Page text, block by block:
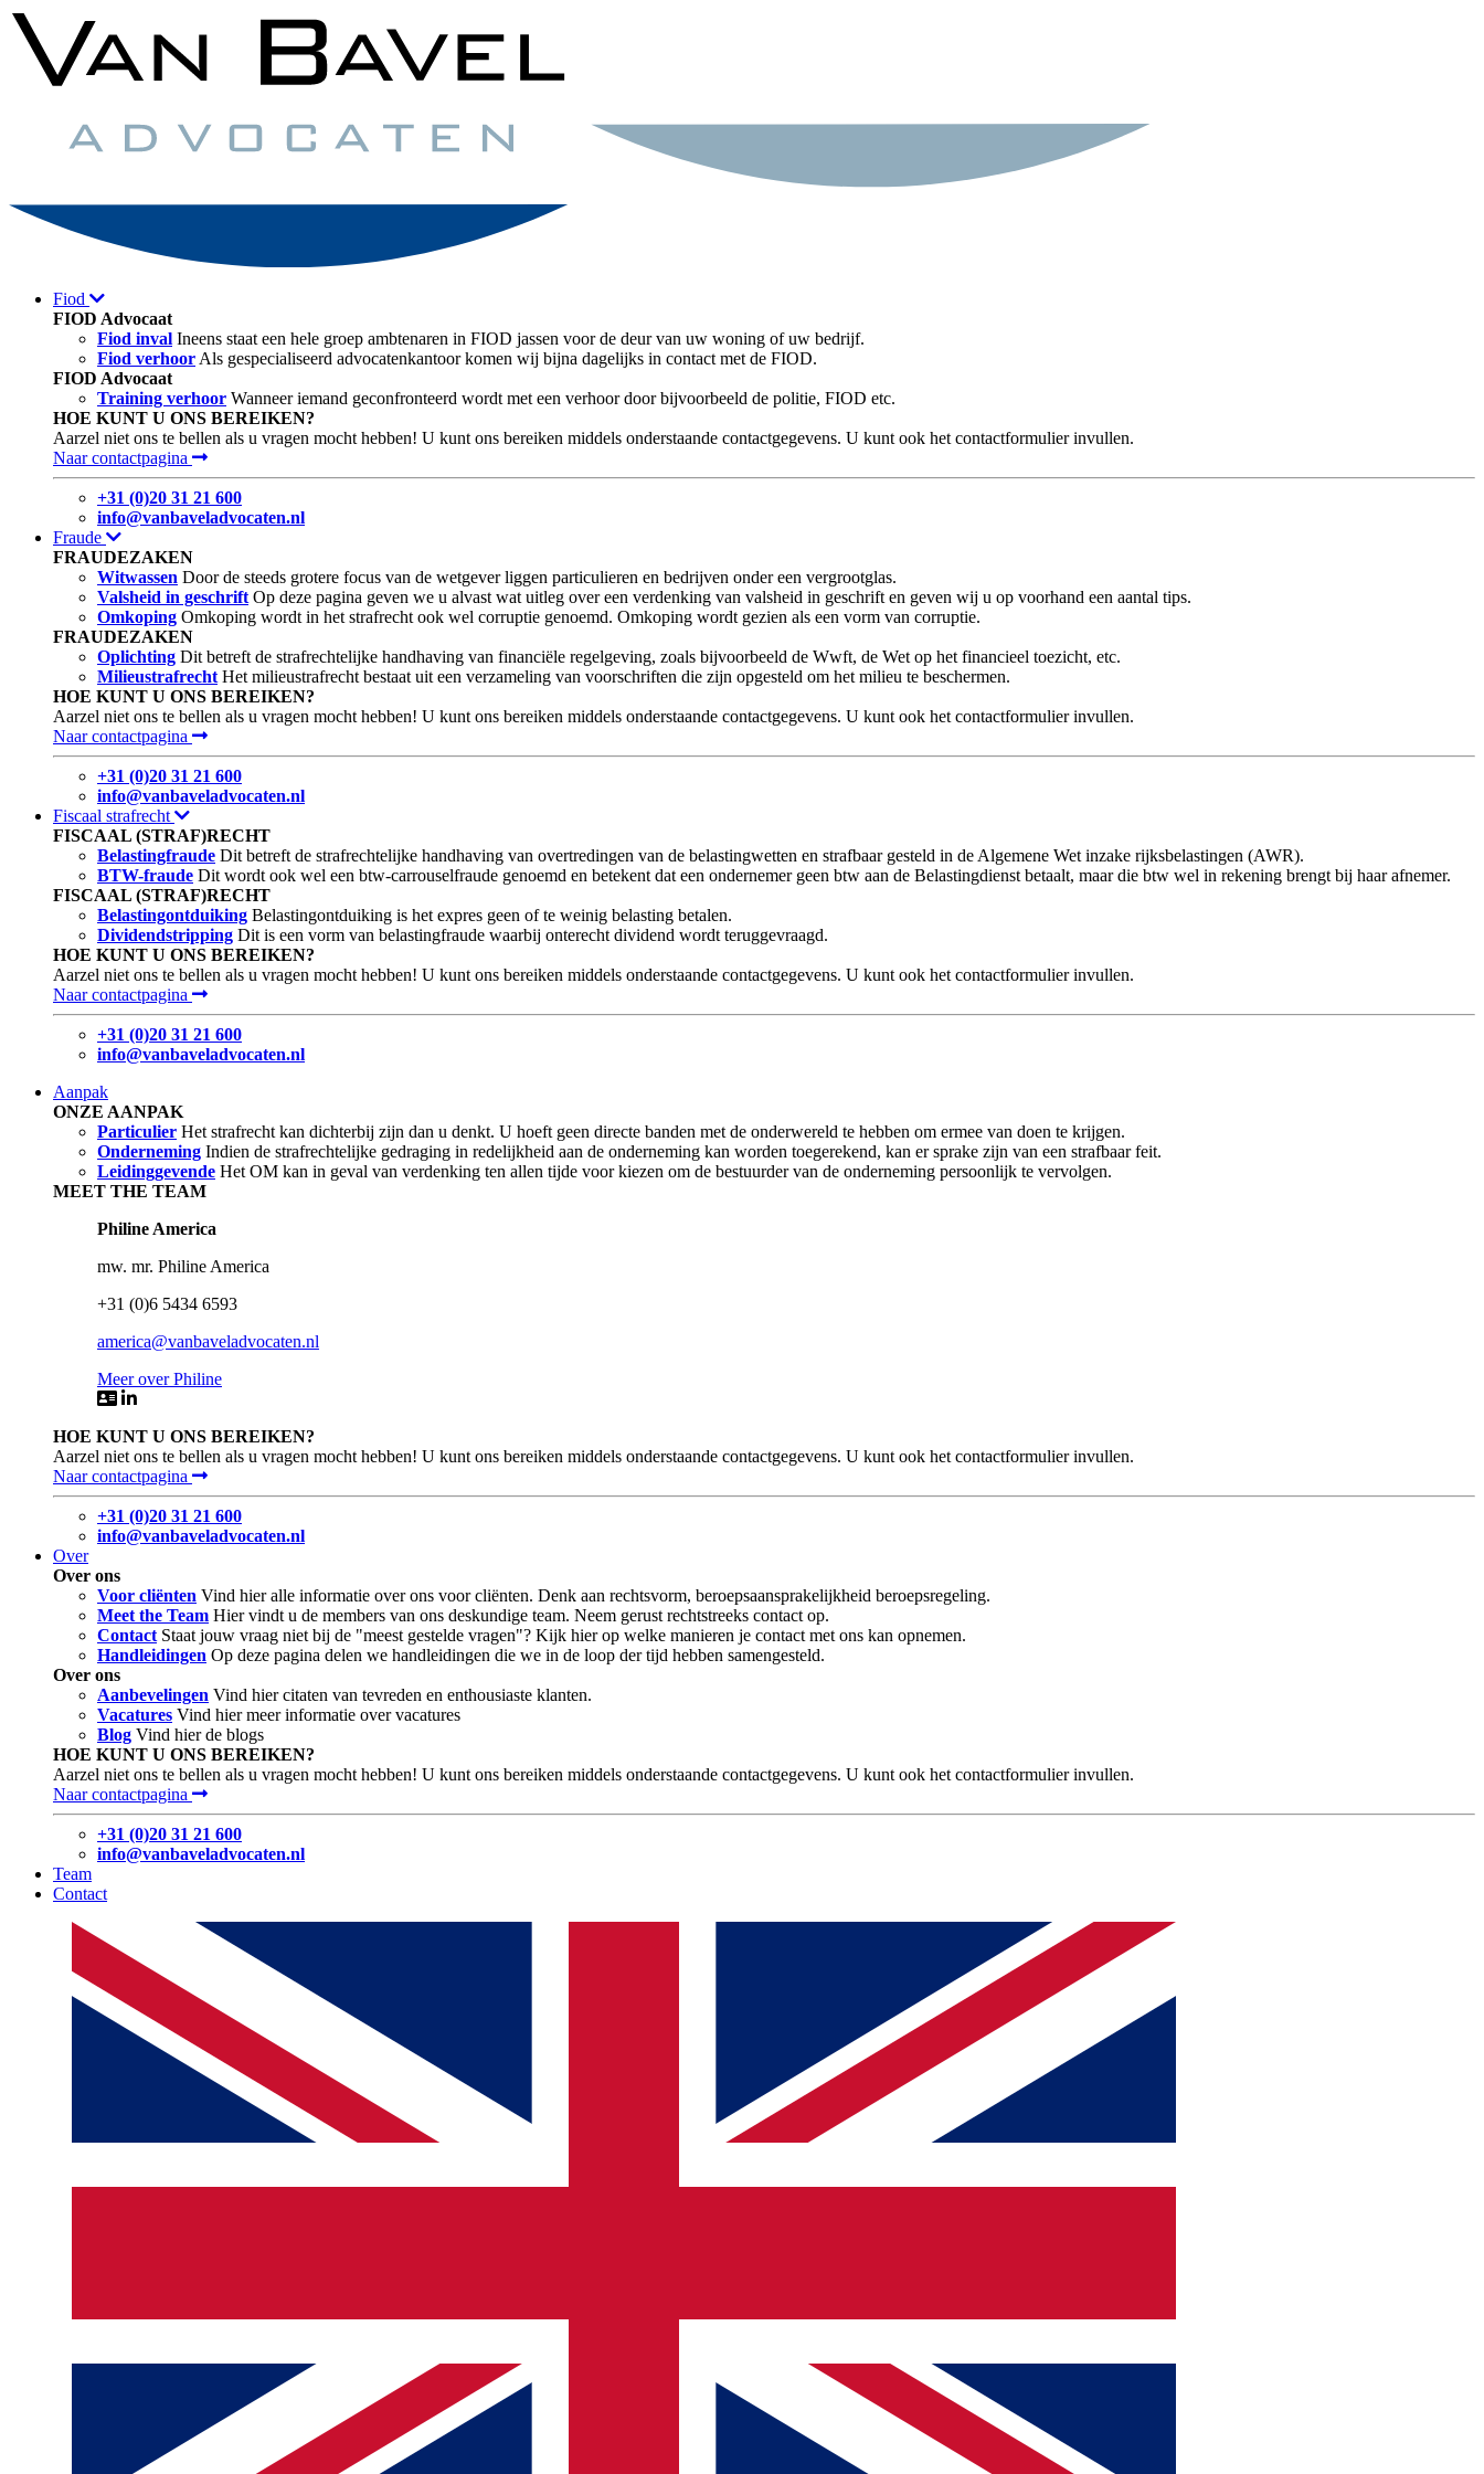
Fiod
FIOD Advocaat
Fiod inval Ineens staat een hele groep ambtenaren in FIOD jassen voor de deur van uw woning of uw bedrijf.
Fiod verhoor Als gespecialiseerd advocatenkantoor komen wij bijna dagelijks in contact met de FIOD.
FIOD Advocaat
Training verhoor Wanneer iemand geconfronteerd wordt met een verhoor door bijvoorbeeld de politie, FIOD etc.
HOE KUNT U ONS BEREIKEN?
Aarzel niet ons te bellen als u vragen mocht hebben! U kunt ons bereiken middels onderstaande contactgegevens. U kunt ook het contactformulier invullen.
Naar contactpagina
+31 (0)20 31 21 600
info@vanbaveladvocaten.nl
Fraude
FRAUDEZAKEN
Witwassen Door de steeds grotere focus van de wetgever liggen particulieren en bedrijven onder een vergrootglas.
Valsheid in geschrift Op deze pagina geven we u alvast wat uitleg over een verdenking van valsheid in geschrift en geven wij u op voorhand een aantal tips.
Omkoping Omkoping wordt in het strafrecht ook wel corruptie genoemd. Omkoping wordt gezien als een vorm van corruptie.
FRAUDEZAKEN
Oplichting Dit betreft de strafrechtelijke handhaving van financiële regelgeving, zoals bijvoorbeeld de Wwft, de Wet op het financieel toezicht, etc.
Milieustrafrecht Het milieustrafrecht bestaat uit een verzameling van voorschriften die zijn opgesteld om het milieu te beschermen.
HOE KUNT U ONS BEREIKEN?
Aarzel niet ons te bellen als u vragen mocht hebben! U kunt ons bereiken middels onderstaande contactgegevens. U kunt ook het contactformulier invullen.
Naar contactpagina
+31 (0)20 31 21 600
info@vanbaveladvocaten.nl
Fiscaal strafrecht
FISCAAL (STRAF)RECHT
Belastingfraude Dit betreft de strafrechtelijke handhaving van overtredingen van de belastingwetten en strafbaar gesteld in de Algemene Wet inzake rijksbelastingen (AWR).
BTW-fraude Dit wordt ook wel een btw-carrouselfraude genoemd en betekent dat een ondernemer geen btw aan de Belastingdienst betaalt, maar die btw wel in rekening brengt bij haar afnemer.
FISCAAL (STRAF)RECHT
Belastingontduiking Belastingontduiking is het expres geen of te weinig belasting betalen.
Dividendstripping Dit is een vorm van belastingfraude waarbij onterecht dividend wordt teruggevraagd.
HOE KUNT U ONS BEREIKEN?
Aarzel niet ons te bellen als u vragen mocht hebben! U kunt ons bereiken middels onderstaande contactgegevens. U kunt ook het contactformulier invullen.
Naar contactpagina
+31 (0)20 31 21 600
info@vanbaveladvocaten.nl
Aanpak
ONZE AANPAK
Particulier Het strafrecht kan dichterbij zijn dan u denkt. U hoeft geen directe banden met de onderwereld te hebben om ermee van doen te krijgen.
Onderneming Indien de strafrechtelijke gedraging in redelijkheid aan de onderneming kan worden toegerekend, kan er sprake zijn van een strafbaar feit.
Leidinggevende Het OM kan in geval van verdenking ten allen tijde voor kiezen om de bestuurder van de onderneming persoonlijk te vervolgen.
MEET THE TEAM
Philine America
mw. mr. Philine America
+31 (0)6 5434 6593
america@vanbaveladvocaten.nl
Meer over Philine
HOE KUNT U ONS BEREIKEN?
Aarzel niet ons te bellen als u vragen mocht hebben! U kunt ons bereiken middels onderstaande contactgegevens. U kunt ook het contactformulier invullen.
Naar contactpagina
+31 (0)20 31 21 600
info@vanbaveladvocaten.nl
Over
Over ons
Voor cliënten Vind hier alle informatie over ons voor cliënten. Denk aan rechtsvorm, beroepsaansprakelijkheid beroepsregeling.
Meet the Team Hier vindt u de members van ons deskundige team. Neem gerust rechtstreeks contact op.
Contact Staat jouw vraag niet bij de "meest gestelde vragen"? Kijk hier op welke manieren je contact met ons kan opnemen.
Handleidingen Op deze pagina delen we handleidingen die we in de loop der tijd hebben samengesteld.
Over ons
Aanbevelingen Vind hier citaten van tevreden en enthousiaste klanten.
Vacatures Vind hier meer informatie over vacatures
Blog Vind hier de blogs
HOE KUNT U ONS BEREIKEN?
Aarzel niet ons te bellen als u vragen mocht hebben! U kunt ons bereiken middels onderstaande contactgegevens. U kunt ook het contactformulier invullen.
Naar contactpagina
+31 (0)20 31 21 600
info@vanbaveladvocaten.nl
Team
Contact